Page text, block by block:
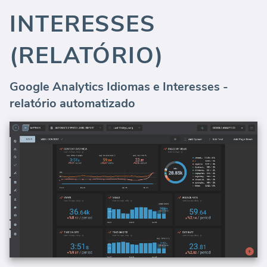
INTERESSES
(RELATÓRIO)
Google Analytics Idiomas e Interesses -
relatório automatizado